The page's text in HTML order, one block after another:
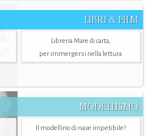
LIBRI & FILM
Libreria Mare di carta,
per immergersi nella lettura
MODELLISMO
Il modellino di nave irripetibile?